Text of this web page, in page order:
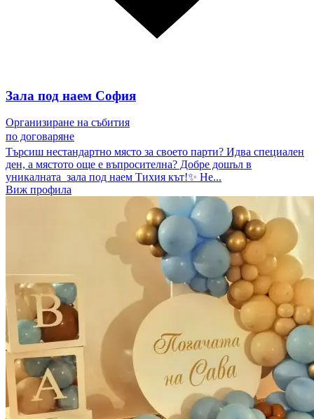
Зала под наем София
Организиране на събития
по договаряне
Търсиш нестандартно място за своето парти? Идва специален
ден, а мястото още е въпросителна? Добре дошъл в
уникалната зала под наем Тихия кът!✨ Не...
Виж профила